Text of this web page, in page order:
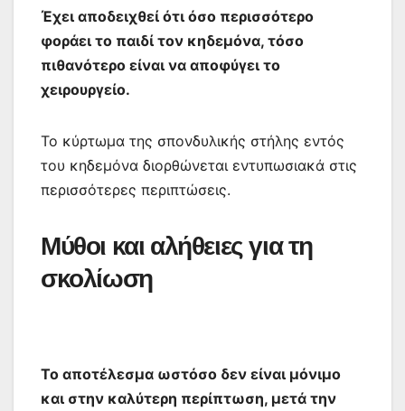
Έχει αποδειχθεί ότι όσο περισσότερο
φοράει το παιδί τον κηδεμόνα, τόσο
πιθανότερο είναι να αποφύγει το
χειρουργείο.
Το κύρτωμα της σπονδυλικής στήλης εντός
του κηδεμόνα διορθώνεται εντυπωσιακά στις
περισσότερες περιπτώσεις.
Μύθοι και αλήθειες για τη
σκολίωση
Το αποτέλεσμα ωστόσο δεν είναι μόνιμο
και στην καλύτερη περίπτωση, μετά την